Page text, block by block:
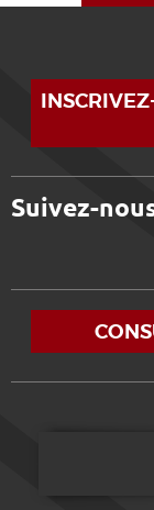
Suivez-